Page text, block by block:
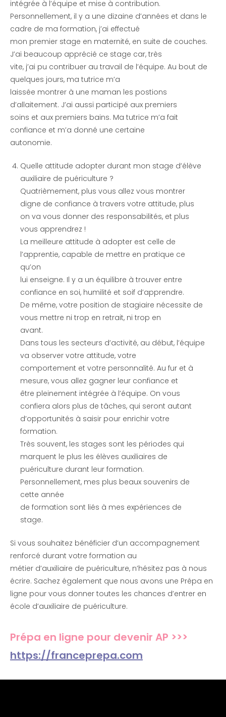
intégrée à l’équipe et mise à contribution.
Personnellement, il y a une dizaine d’années et dans le
cadre de ma formation, j’ai effectué
mon premier stage en maternité, en suite de couches.
J’ai beaucoup apprécié ce stage car, très
vite, j’ai pu contribuer au travail de l’équipe. Au bout de
quelques jours, ma tutrice m’a
laissée montrer à une maman les postions
d’allaitement. J’ai aussi participé aux premiers
soins et aux premiers bains. Ma tutrice m’a fait
confiance et m’a donné une certaine
autonomie.
Quelle attitude adopter durant mon stage d’élève
auxiliaire de puériculture ?
Quatrièmement, plus vous allez vous montrer
digne de confiance à travers votre attitude, plus
on va vous donner des responsabilités, et plus
vous apprendrez !
La meilleure attitude à adopter est celle de
l’apprentie, capable de mettre en pratique ce
qu’on
lui enseigne. Il y a un équilibre à trouver entre
confiance en soi, humilité et soif d’apprendre.
De même, votre position de stagiaire nécessite de
vous mettre ni trop en retrait, ni trop en
avant.
Dans tous les secteurs d’activité, au début, l’équipe
va observer votre attitude, votre
comportement et votre personnalité. Au fur et à
mesure, vous allez gagner leur confiance et
être pleinement intégrée à l’équipe. On vous
confiera alors plus de tâches, qui seront autant
d’opportunités à saisir pour enrichir votre
formation.
Très souvent, les stages sont les périodes qui
marquent le plus les élèves auxiliaires de
puériculture durant leur formation.
Personnellement, mes plus beaux souvenirs de
cette année
de formation sont liés à mes expériences de
stage.
Si vous souhaitez bénéficier d’un accompagnement
renforcé durant votre formation au
métier d’auxiliaire de puériculture, n’hésitez pas à nous
écrire. Sachez également que nous avons une Prépa en
ligne pour vous donner toutes les chances d’entrer en
école d’auxiliaire de puériculture.
Prépa en ligne pour devenir AP >>>
https://franceprepa.com